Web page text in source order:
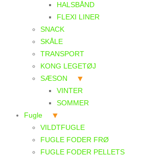
HALSBÅND
FLEXI LINER
SNACK
SKÅLE
TRANSPORT
KONG LEGETØJ
SÆSON
VINTER
SOMMER
Fugle
VILDTFUGLE
FUGLE FODER FRØ
FUGLE FODER PELLETS